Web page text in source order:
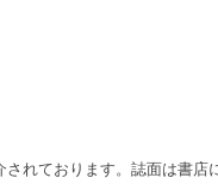
れております。誌面は書店